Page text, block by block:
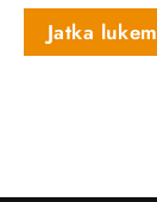
Jatka